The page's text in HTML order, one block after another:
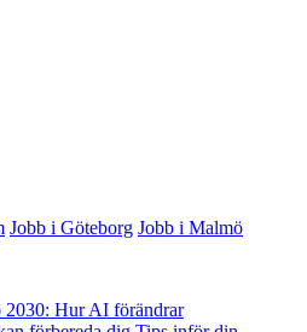
Jobb i Göteborg Jobb i Malmö
2030: Hur AI förändrar